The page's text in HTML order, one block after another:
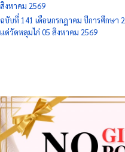
สิงหาคม 2569
ฉบับที่ 141 เดือนกรกฎาคม ปีการศึกษา
แด่วัดหลุมไก่ 05 สิงหาคม 2569